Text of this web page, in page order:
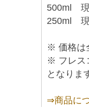
500ml
250ml
※ 価格は
※ フレス
となりま
⇒商品に